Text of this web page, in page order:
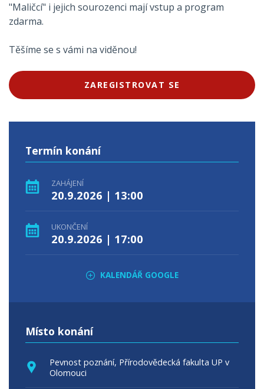
"Maličcí" i jejich sourozenci mají vstup a program
zdarma.
Těšíme se s vámi na viděnou!
ZAREGISTROVAT SE
Termín konání
ZAHÁJENÍ
20.9.2026 | 13:00
UKONČENÍ
20.9.2026 | 17:00
KALENDÁŘ GOOGLE
Místo konání
Pevnost poznání, Přírodovědecká fakulta UP v
Olomouci